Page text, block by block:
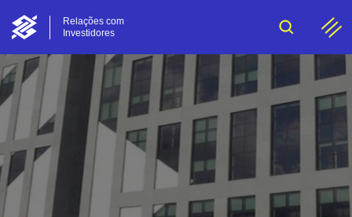
Relações com
Investidores